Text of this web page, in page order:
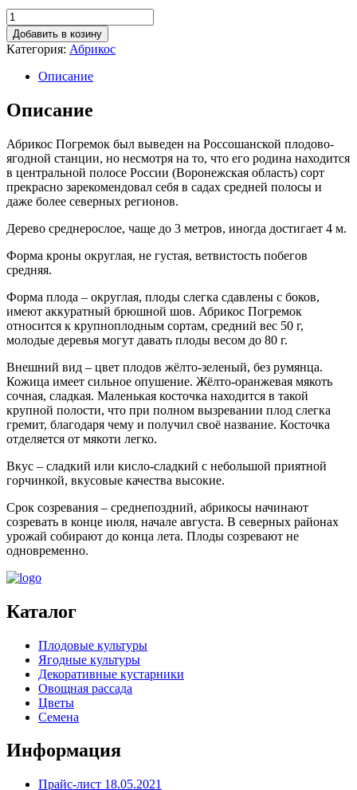
Добавить в козину
Категория: Абрикос
Описание
Описание
Абрикос Погремок был выведен на Россошанской плодово-
ягодной станции, но несмотря на то, что его родина находится
в центральной полосе России (Воронежская область) сорт
прекрасно зарекомендовал себя в садах средней полосы и
даже более северных регионов.
Дерево среднерослое, чаще до 3 метров, иногда достигает 4 м.
Форма кроны округлая, не густая, ветвистость побегов
средняя.
Форма плода – округлая, плоды слегка сдавлены с боков,
имеют аккуратный брюшной шов. Абрикос Погремок
относится к крупноплодным сортам, средний вес 50 г,
молодые деревья могут давать плоды весом до 80 г.
Внешний вид – цвет плодов жёлто-зеленый, без румянца.
Кожица имеет сильное опушение. Жёлто-оранжевая мякоть
сочная, сладкая. Маленькая косточка находится в такой
крупной полости, что при полном вызревании плод слегка
гремит, благодаря чему и получил своё название. Косточка
отделяется от мякоти легко.
Вкус – сладкий или кисло-сладкий с небольшой приятной
горчинкой, вкусовые качества высокие.
Срок созревания – среднепоздний, абрикосы начинают
созревать в конце июля, начале августа. В северных районах
урожай собирают до конца лета. Плоды созревают не
одновременно.
Каталог
Плодовые культуры
Ягодные культуры
Декоративные кустарники
Овощная рассада
Цветы
Семена
Информация
Прайс-лист 18.05.2021